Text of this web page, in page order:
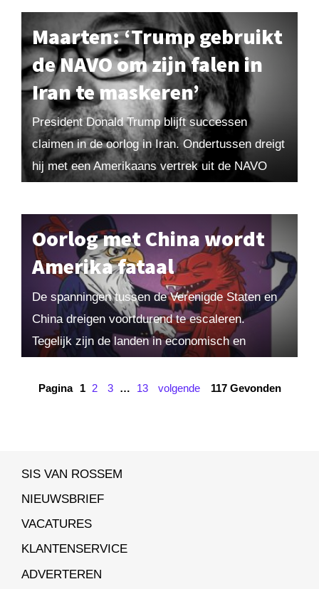
geopolitiek...
Maarten: ‘Trump gebruikt
de NAVO om zijn falen in
Iran te maskeren’
President Donald Trump blijft successen
claimen in de oorlog in Iran. Ondertussen dreigt
hij met een Amerikaans vertrek uit de NAVO
Oorlog met China wordt
Amerika fataal
De spanningen tussen de Verenigde Staten en
China dreigen voortdurend te escaleren.
Tegelijk zijn de landen in economisch en
verweven. Draaien hun conflicten uit...
Pagina 1 2 3 … 13 volgende 117 Gevonden
SIS VAN ROSSEM
NIEUWSBRIEF
VACATURES
KLANTENSERVICE
ADVERTEREN